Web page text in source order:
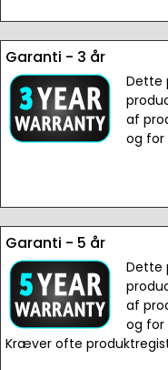
Garanti - 3 år
Dette
af
og for
Garanti - 5 år
Dette
af
og for
Kræver ofte